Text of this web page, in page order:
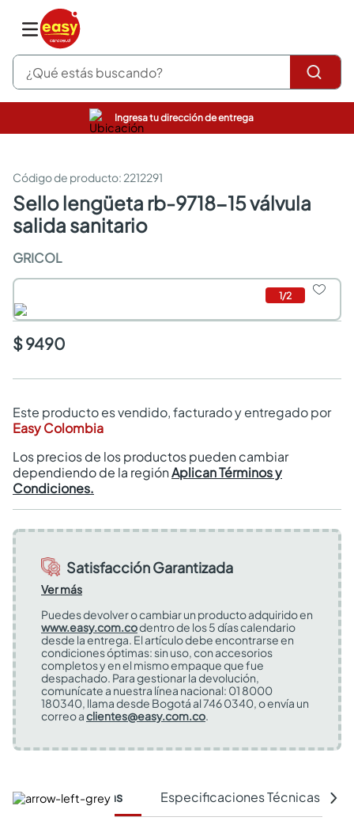
¿Qué estás buscando?
Ingresa tu dirección de entrega
: 2212291
sello lengüeta rb-9718-15 válvula
salida sanitario
GRICOL
1/2
$ 9490
Este producto es vendido, facturado y entregado por
Easy Colombia
Los precios de los productos pueden cambiar
dependiendo de la regiónAplican Términos y
Condiciones.
Satisfacción Garantizada
Ver más
Puedes devolver o cambiar un producto adquirido en
www.easy.com.codentro de los 5 días calendario
desde la entrega. El artículo debe encontrarse en
condiciones óptimas: sin uso, con accesorios
completos y en el mismo empaque que fue
despachado. Para gestionar la devolución,
comunícate a nuestra línea nacional: 01 8000
180340, llama desde Bogotá al 746 0340, o envía un
correo aclientes@easy.com.co.
Características Especificaciones Técnicas
pinturas
sanitarios
comedor
escritorio
armarios closet
comedores